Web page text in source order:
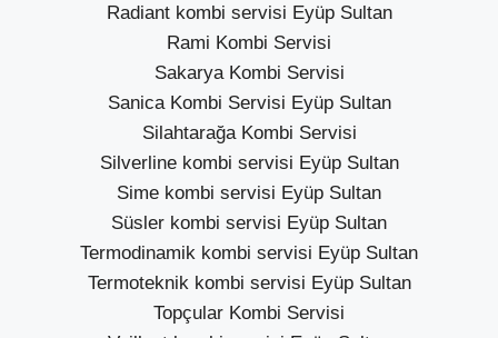
Radiant kombi servisi Eyüp Sultan
Rami Kombi Servisi
Sakarya Kombi Servisi
Sanica Kombi Servisi Eyüp Sultan
Silahtarağa Kombi Servisi
Silverline kombi servisi Eyüp Sultan
Sime kombi servisi Eyüp Sultan
Süsler kombi servisi Eyüp Sultan
Termodinamik kombi servisi Eyüp Sultan
Termoteknik kombi servisi Eyüp Sultan
Topçular Kombi Servisi